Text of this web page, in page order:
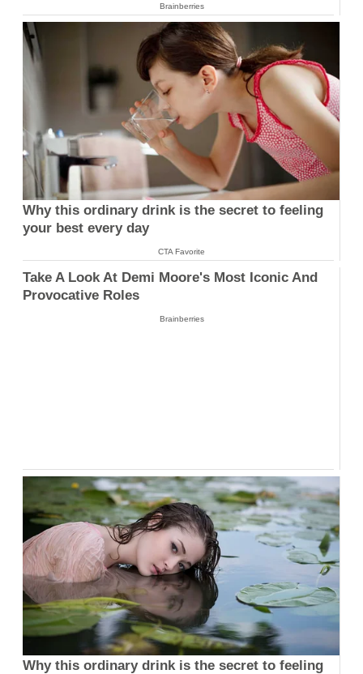
Brainberries
Why this ordinary drink is the secret to feeling
your best every day
CTA Favorite
Take A Look At Demi Moore's Most Iconic And
Provocative Roles
Brainberries
Why this ordinary drink is the secret to feeling